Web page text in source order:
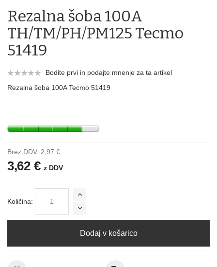
Rezalna šoba 100A
TH/TM/PH/PM125 Tecmo
51419
Bodite prvi in podajte mnenje za ta artikel
Rezalna šoba 100A Tecmo 51419
Brez DDV: 2,97 €
3,62 € z DDV
Količina:
Dodaj v košarico